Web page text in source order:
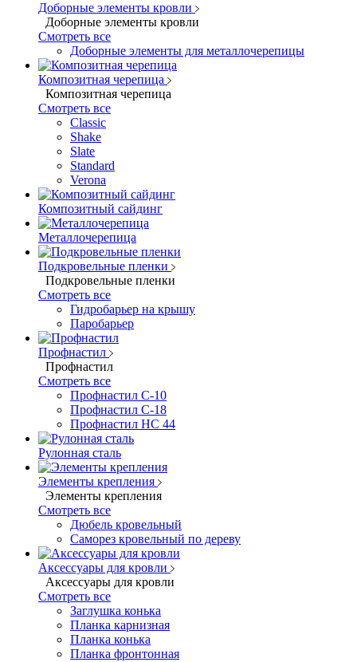
Доборные элементы кровли
Доборные элементы кровли
Смотреть все
Доборные элементы для металлочерепицы
Композитная черепица
Композитная черепица
Смотреть все
Classic
Shake
Slate
Standard
Verona
Композитный сайдинг
Металлочерепица
Подкровельные пленки
Подкровельные пленки
Смотреть все
Гидробарьер на крышу
Паробарьер
Профнастил
Профнастил
Смотреть все
Профнастил С-10
Профнастил С-18
Профнастил НС 44
Рулонная сталь
Элементы крепления
Элементы крепления
Смотреть все
Дюбель кровельный
Саморез кровельный по дереву
Аксессуары для кровли
Аксессуары для кровли
Смотреть все
Заглушка конька
Планка карнизная
Планка конька
Планка фронтонная